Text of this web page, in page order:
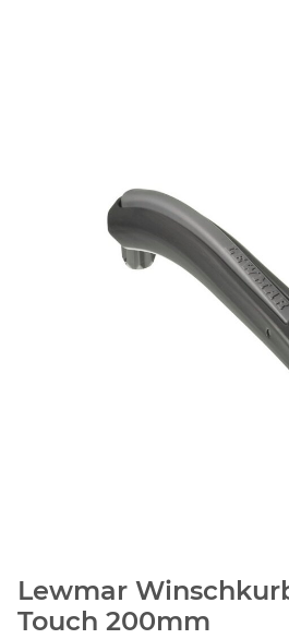
Lewmar
Touch 200mm